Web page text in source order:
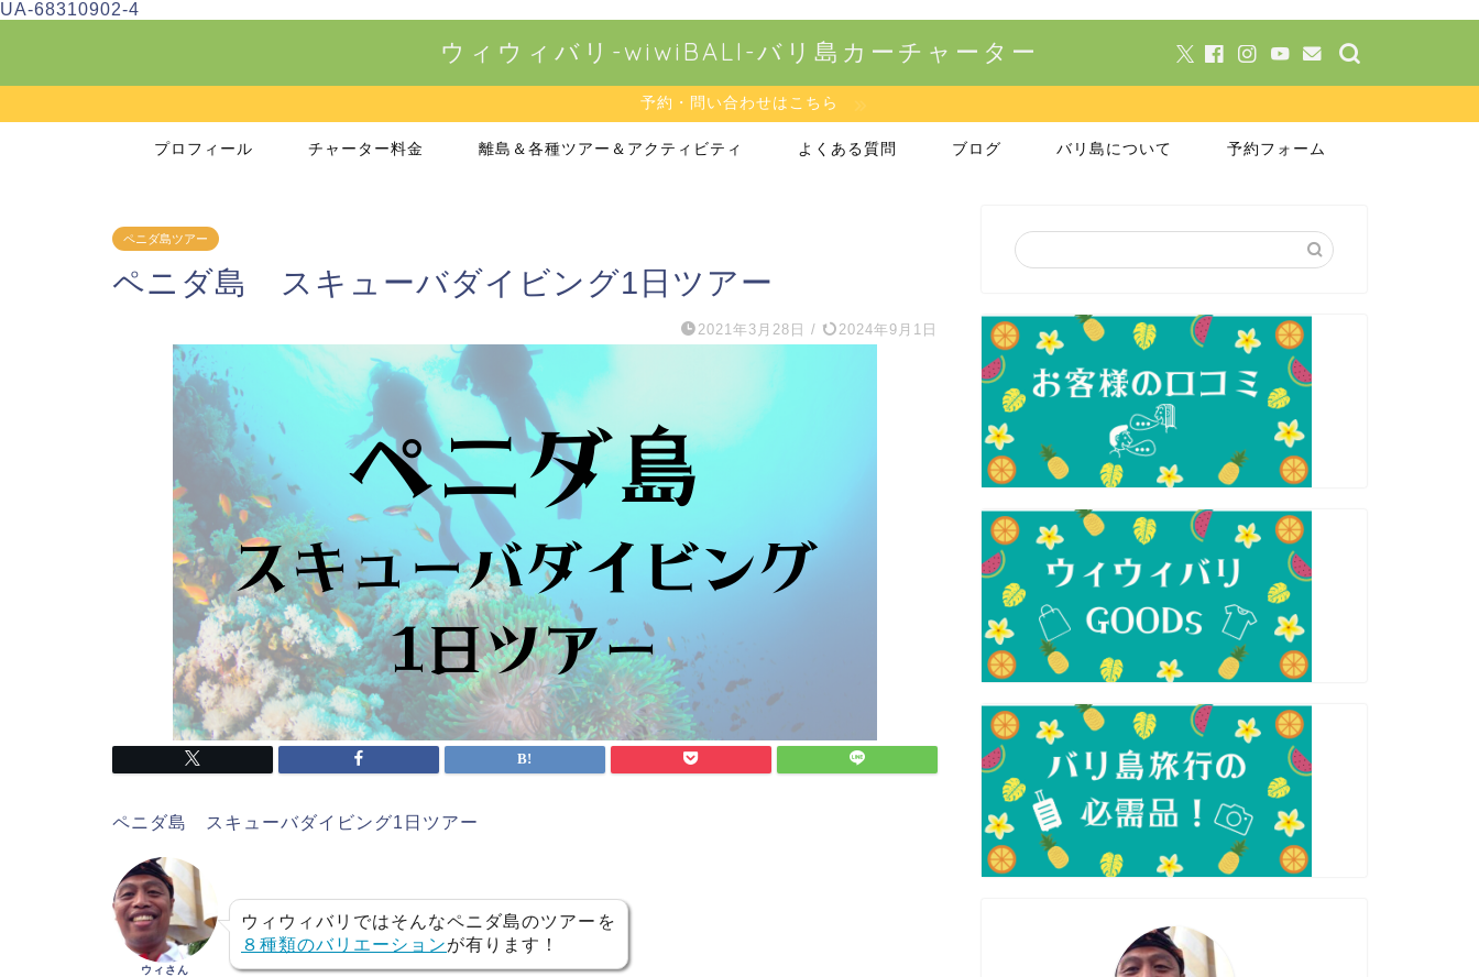
UA-68310902-4
ウィウィバリ-wiwiBALI-バリ島カーチャーター
予約・問い合わせはこちら
プロフィール チャーター料金 離島＆各種ツアー＆アクティビティ よくある質問 ブログ バリ島について 予約フォーム
ペニダ島ツアー
ペニダ島 スキューバダイビング1日ツアー
2021年3月28日 / 2024年9月1日
ペニダ島 スキューバダイビング1日ツアー
ウィさん
ウィウィバリではそんなペニダ島のツアーを
８種類のバリエーションが有ります！